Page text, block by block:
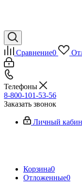
Сравнение0
Телефоны
8-800-101-53-56
Заказать звонок
Личный
Корзина0
Отложенные0